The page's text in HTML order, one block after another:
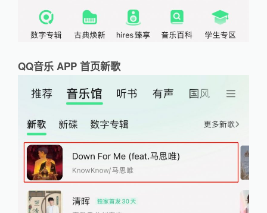
QQ音乐 APP 首页新歌